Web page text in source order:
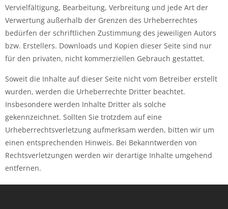
Vervielfältigung, Bearbeitung, Verbreitung und jede Art der
Verwertung außerhalb der Grenzen des Urheberrechtes
bedürfen der schriftlichen Zustimmung des jeweiligen Autors
bzw. Erstellers. Downloads und Kopien dieser Seite sind nur
für den privaten, nicht kommerziellen Gebrauch gestattet.
Soweit die Inhalte auf dieser Seite nicht vom Betreiber erstellt
wurden, werden die Urheberrechte Dritter beachtet.
Insbesondere werden Inhalte Dritter als solche
gekennzeichnet. Sollten Sie trotzdem auf eine
Urheberrechtsverletzung aufmerksam werden, bitten wir um
einen entsprechenden Hinweis. Bei Bekanntwerden von
Rechtsverletzungen werden wir derartige Inhalte umgehend
entfernen.